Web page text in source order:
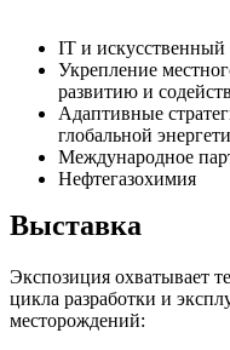
IT и искусственный
Укрепление
развитию и
Адаптивные
глобальной
Международное
Нефтегазохимия
Выставка
Экспозиция охватывает
цикла разработки и
месторождений: